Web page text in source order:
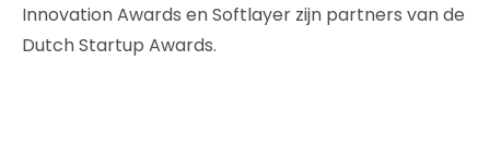
Innovation Awards en Softlayer zijn partners van de
Dutch Startup Awards.